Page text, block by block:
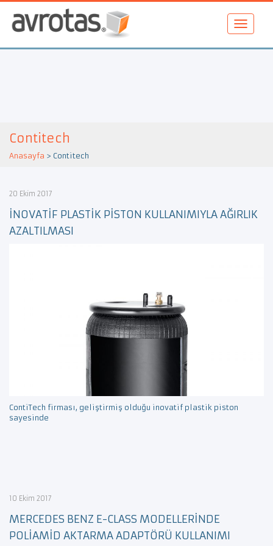
Contitech
Anasayfa > Contitech
20 Ekim 2017
İNOVATİF PLASTİK PİSTON KULLANIMIYLA AĞIRLIK
AZALTILMASI
ContiTech firması, geliştirmiş olduğu inovatif plastik piston
sayesinde
10 Ekim 2017
MERCEDES BENZ E-CLASS MODELLERİNDE
POLİAMİD AKTARMA ADAPTÖRÜ KULLANIMI